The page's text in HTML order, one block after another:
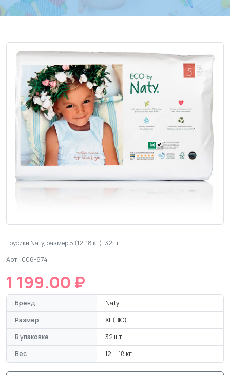
Трусики Naty, размер 5 (12-18 кг), 32 шт
Арт.: 006-974
1 199.00 ₽
Бренд
Naty
Размер
XL (BIG)
В упаковке
32 шт.
Вес
12 — 18 кг